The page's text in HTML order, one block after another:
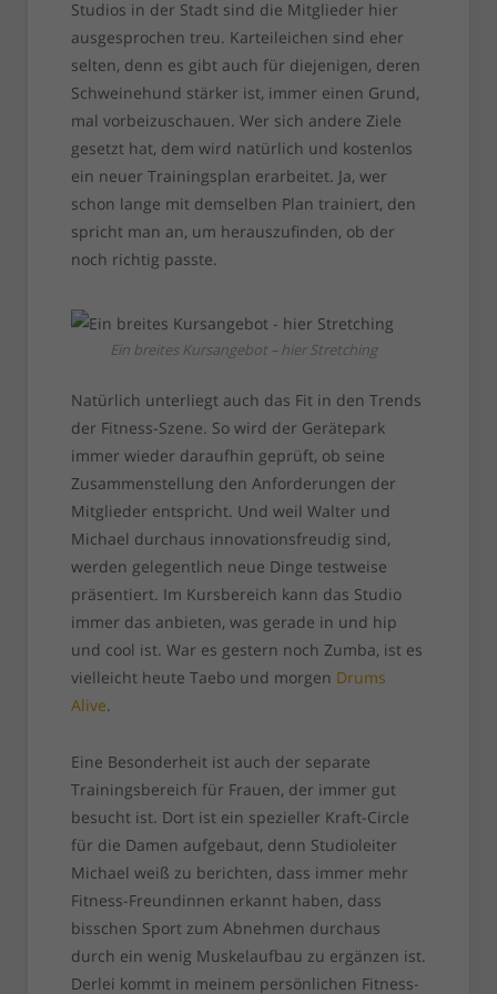
Studios in der Stadt sind die Mitglieder hier
ausgesprochen treu. Karteileichen sind eher
selten, denn es gibt auch für diejenigen, deren
Schweinehund stärker ist, immer einen Grund,
mal vorbeizuschauen. Wer sich andere Ziele
gesetzt hat, dem wird natürlich und kostenlos
ein neuer Trainingsplan erarbeitet. Ja, wer
schon lange mit demselben Plan trainiert, den
spricht man an, um herauszufinden, ob der
noch richtig passte.
Ein breites Kursangebot – hier Stretching
Natürlich unterliegt auch das Fit in den Trends
der Fitness-Szene. So wird der Gerätepark
immer wieder daraufhin geprüft, ob seine
Zusammenstellung den Anforderungen der
Mitglieder entspricht. Und weil Walter und
Michael durchaus innovationsfreudig sind,
werden gelegentlich neue Dinge testweise
präsentiert. Im Kursbereich kann das Studio
immer das anbieten, was gerade in und hip
und cool ist. War es gestern noch Zumba, ist es
vielleicht heute Taebo und morgen Drums
Alive.
Eine Besonderheit ist auch der separate
Trainingsbereich für Frauen, der immer gut
besucht ist. Dort ist ein spezieller Kraft-Circle
für die Damen aufgebaut, denn Studioleiter
Michael weiß zu berichten, dass immer mehr
Fitness-Freundinnen erkannt haben, dass
bisschen Sport zum Abnehmen durchaus
durch ein wenig Muskelaufbau zu ergänzen ist.
Derlei kommt in meinem persönlichen Fitness-